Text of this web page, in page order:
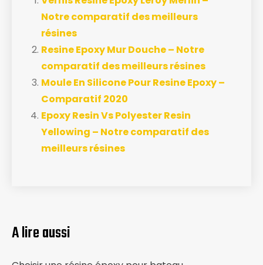
Notre comparatif des meilleurs
résines
Resine Epoxy Mur Douche – Notre
comparatif des meilleurs résines
Moule En Silicone Pour Resine Epoxy –
Comparatif 2020
Epoxy Resin Vs Polyester Resin
Yellowing – Notre comparatif des
meilleurs résines
A lire aussi